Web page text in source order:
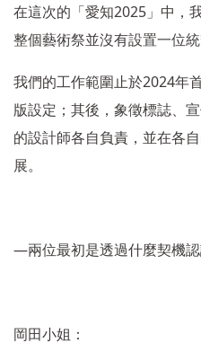
在這次的「愛知2025 」中，
整個藝術祭並沒有設置一位統
我們的工作範圍止於2024年
版設定；其後，象徵標誌、
的設計師各自負責，並在各
展。
―兩位最初是透過什麼契機
岡田小姐：